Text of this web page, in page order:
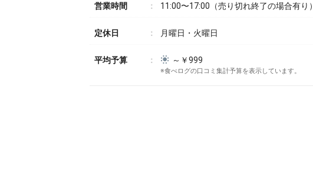
営業時間 11:00〜17:00（売り切れ終了の場合有り）
定休日 月曜日・火曜日
平均予算 ～￥999
※食べログの口コミ集計予算を表示しています。